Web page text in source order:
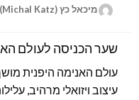
מיכאל כץ (Michal Katz)
שער הכניסה לעולם
עולם האנימה היפנית מושך
עיצוב ויזואלי מרהיב,